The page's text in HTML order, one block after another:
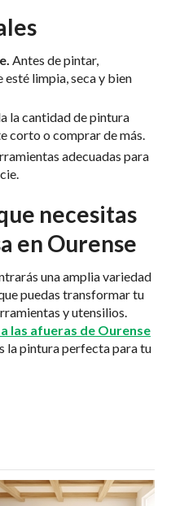
Antes de pintar,
limpia, seca y bien
la cantidad de pintura
corto o comprar de más.
adecuadas para
necesitas
en Ourense
una amplia variedad
puedas transformar tu
y utensilios.
las afueras de Ourense
la pintura perfecta para tu